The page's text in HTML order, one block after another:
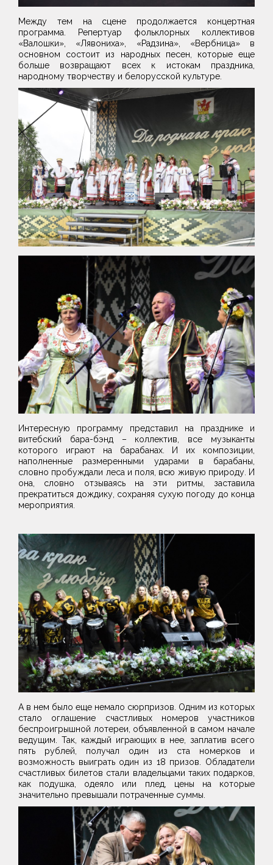
Между тем на сцене продолжается концертная
программа. Репертуар фольклорных коллективов
«Валошки», «Лявониха», «Радзина», «Вербница» в
основном состоит из народных песен, которые еще
больше возвращают всех к истокам праздника,
народному творчеству и белорусской культуре.
Интересную программу представил на празднике и
витебский бара-бэнд – коллектив, все музыканты
которого играют на барабанах. И их композиции,
наполненные размеренными ударами в барабаны,
словно пробуждали леса и поля, всю живую природу. И
она, словно отзываясь на эти ритмы, заставила
прекратиться дождику, сохраняя сухую погоду до конца
мероприятия.
А в нем было еще немало сюрпризов. Одним из которых
стало оглашение счастливых номеров участников
беспроигрышной лотереи, объявленной в самом начале
ведущим. Так, каждый играющих в нее, заплатив всего
пять рублей, получал один из ста номерков и
возможность выиграть один из 18 призов. Обладатели
счастливых билетов стали владельцами таких подарков,
как подушка, одеяло или плед, цены на которые
значительно превышали потраченные суммы.